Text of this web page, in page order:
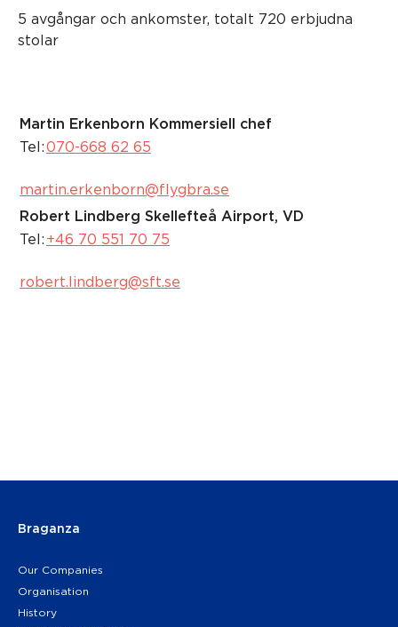
5 avgångar och ankomster, totalt 720 erbjudna
stolar
Martin Erkenborn Kommersiell chef
Tel:070-668 62 65
martin.erkenborn@flygbra.se
Robert Lindberg Skellefteå Airport, VD
Tel: +46 70 551 70 75
robert.lindberg@sft.se
Braganza
Our Companies
Organisation
History